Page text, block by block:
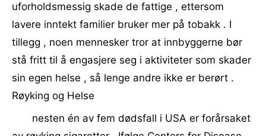
uforholdsmessig skade de fattige , ettersom
lavere inntekt familier bruker mer på tobakk . I
tillegg , noen mennesker tror at innbyggerne bør
stå fritt til å engasjere seg i aktiviteter som skader
sin egen helse , så lenge andre ikke er berørt .
Røyking og Helse
nesten én av fem dødsfall i USA er forårsaket